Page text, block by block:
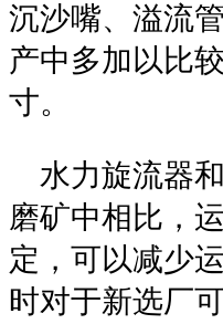
沉沙嘴、溢流
产中多加以比
寸。
水力旋流器
磨矿中相比，
定，可以减少
时对于新选厂